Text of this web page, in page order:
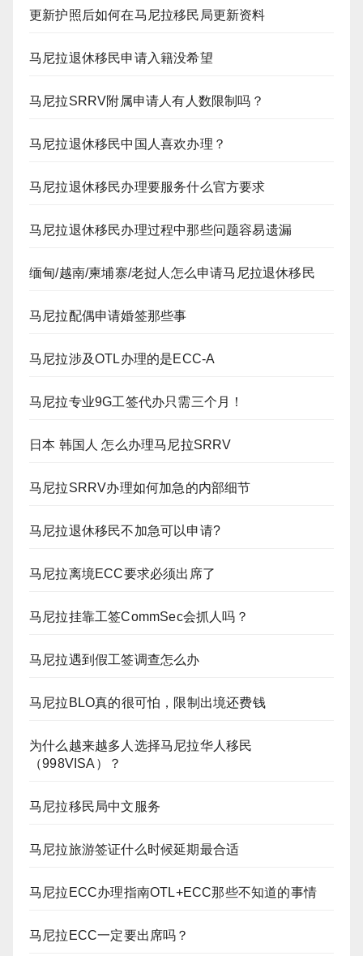
更新护照后如何在马尼拉移民局更新资料
马尼拉退休移民申请入籍没希望
马尼拉SRRV附属申请人有人数限制吗？
马尼拉退休移民中国人喜欢办理？
马尼拉退休移民办理要服务什么官方要求
马尼拉退休移民办理过程中那些问题容易遗漏
缅甸/越南/柬埔寨/老挝人怎么申请马尼拉退休移民
马尼拉配偶申请婚签那些事
马尼拉涉及OTL办理的是ECC-A
马尼拉专业9G工签代办只需三个月！
日本 韩国人 怎么办理马尼拉SRRV
马尼拉SRRV办理如何加急的内部细节
马尼拉退休移民不加急可以申请?
马尼拉离境ECC要求必须出席了
马尼拉挂靠工签CommSec会抓人吗？
马尼拉遇到假工签调查怎么办
马尼拉BLO真的很可怕，限制出境还费钱
为什么越来越多人选择马尼拉华人移民
（998VISA）？
马尼拉移民局中文服务
马尼拉旅游签证什么时候延期最合适
马尼拉ECC办理指南OTL+ECC那些不知道的事情
马尼拉ECC一定要出席吗？